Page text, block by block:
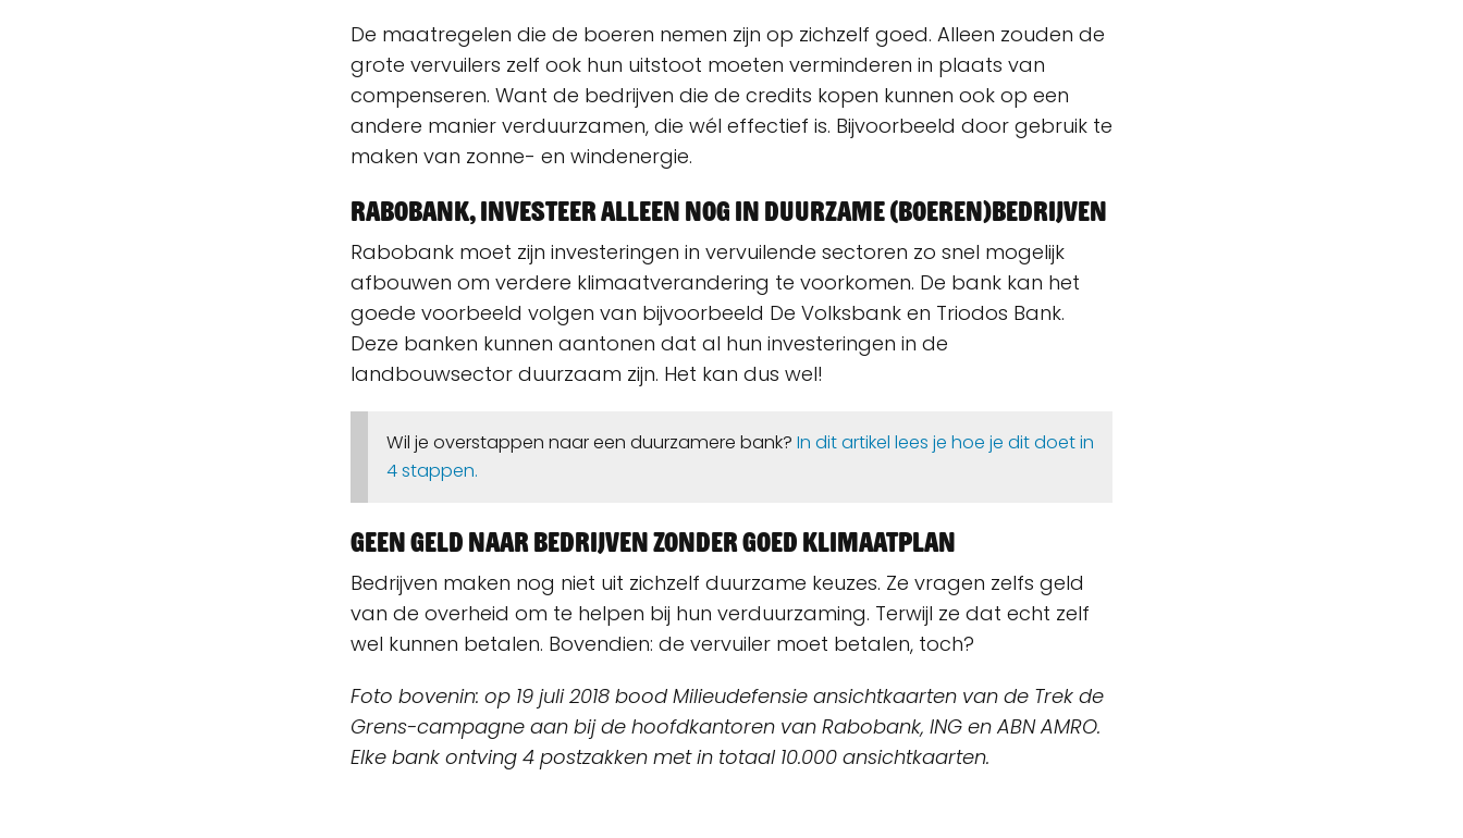
De maatregelen die de boeren nemen zijn op zichzelf goed. Alleen zouden de
grote vervuilers zelf ook hun uitstoot moeten verminderen in plaats van
compenseren. Want de bedrijven die de credits kopen kunnen ook op een
andere manier verduurzamen, die wél effectief is. Bijvoorbeeld door gebruik te
maken van zonne- en windenergie.
Rabobank, investeer alleen nog in duurzame (boeren)bedrijven
Rabobank moet zijn investeringen in vervuilende sectoren zo snel mogelijk
afbouwen om verdere klimaatverandering te voorkomen. De bank kan het
goede voorbeeld volgen van bijvoorbeeld De Volksbank en Triodos Bank.
Deze banken kunnen aantonen dat al hun investeringen in de
landbouwsector duurzaam zijn. Het kan dus wel!
Wil je overstappen naar een duurzamere bank? In dit artikel lees je hoe je dit doet in
4 stappen.
Geen geld naar bedrijven zonder goed klimaatplan
Bedrijven maken nog niet uit zichzelf duurzame keuzes. Ze vragen zelfs geld
van de overheid om te helpen bij hun verduurzaming. Terwijl ze dat echt zelf
wel kunnen betalen. Bovendien: de vervuiler moet betalen, toch?
Foto bovenin: op 19 juli 2018 bood Milieudefensie ansichtkaarten van de Trek de
Grens-campagne aan bij de hoofdkantoren van Rabobank, ING en ABN AMRO.
Elke bank ontving 4 postzakken met in totaal 10.000 ansichtkaarten.